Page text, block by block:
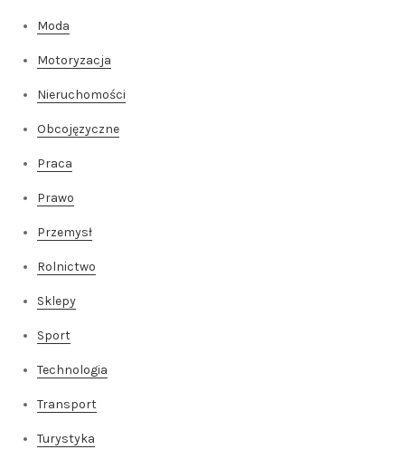
Moda
Motoryzacja
Nieruchomości
Obcojęzyczne
Praca
Prawo
Przemysł
Rolnictwo
Sklepy
Sport
Technologia
Transport
Turystyka